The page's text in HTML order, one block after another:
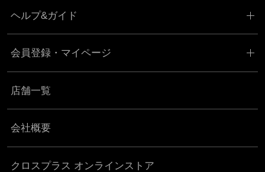
ヘルプ&ガイド
会員登録・マイページ
店舗一覧
会社概要
クロスプラス オンラインストア